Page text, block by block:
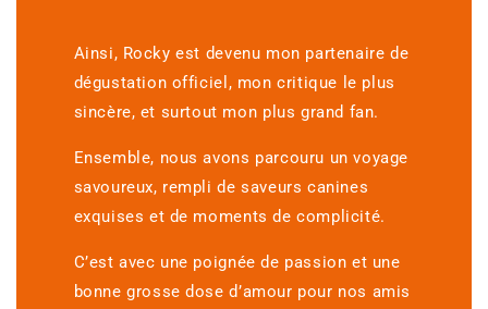
Ainsi, Rocky est devenu mon partenaire de
dégustation officiel, mon critique le plus
sincère, et surtout mon plus grand fan.
Ensemble, nous avons parcouru un voyage
savoureux, rempli de saveurs canines
exquises et de moments de complicité.
C’est avec une poignée de passion et une
bonne grosse dose d’amour pour nos amis